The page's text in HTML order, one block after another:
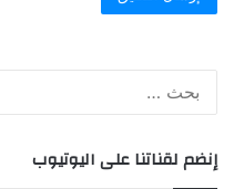
إنضم لقناتنا على اليوتيوب